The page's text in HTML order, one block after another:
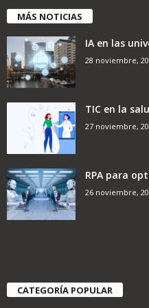
MÁS NOTICIAS
IA en las
28 noviembre,
TIC en la
27 noviembre,
RPA para
26 noviembre,
CATEGORÍA POPULAR